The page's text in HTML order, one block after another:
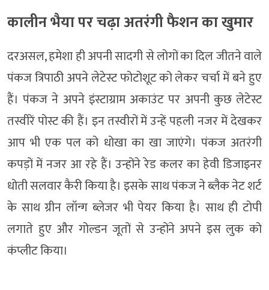
कालीन भैया पर चढ़ा अतरंगी फैशन का खुमार
दरअसल, हमेशा ही अपनी सादगी से लोगों का दिल जीतने वाले
पंकज त्रिपाठी अपने लेटेस्ट फोटोशूट को लेकर चर्चा में बने हुए
हैं। पंकज ने अपने इंस्टाग्राम अकाउंट पर अपनी कुछ लेटेस्ट
तस्वीरें पोस्ट की हैं। इन तस्वीरों में उन्हें पहली नजर में देखकर
आप भी एक पल को धोखा का खा जाएंगे। पंकज अतरंगी
कपड़ों में नजर आ रहे हैं। उन्होंने रेड कलर का हेवी डिजाइनर
धोती सलवार कैरी किया है। इसके साथ पंकज ने ब्लैक नेट शर्ट
के साथ ग्रीन लॉन्ग ब्लेजर भी पेयर किया है। साथ ही टोपी
लगाते हुए और गोल्डन जूतों से उन्होंने अपने इस लुक को
कंप्लीट किया।